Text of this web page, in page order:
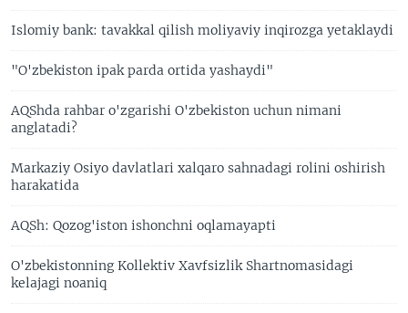
Islomiy bank: tavakkal qilish moliyaviy inqirozga yetaklaydi
"O'zbekiston ipak parda ortida yashaydi"
AQShda rahbar o'zgarishi O'zbekiston uchun nimani
anglatadi?
Markaziy Osiyo davlatlari xalqaro sahnadagi rolini oshirish
harakatida
AQSh: Qozog'iston ishonchni oqlamayapti
O'zbekistonning Kollektiv Xavfsizlik Shartnomasidagi
kelajagi noaniq